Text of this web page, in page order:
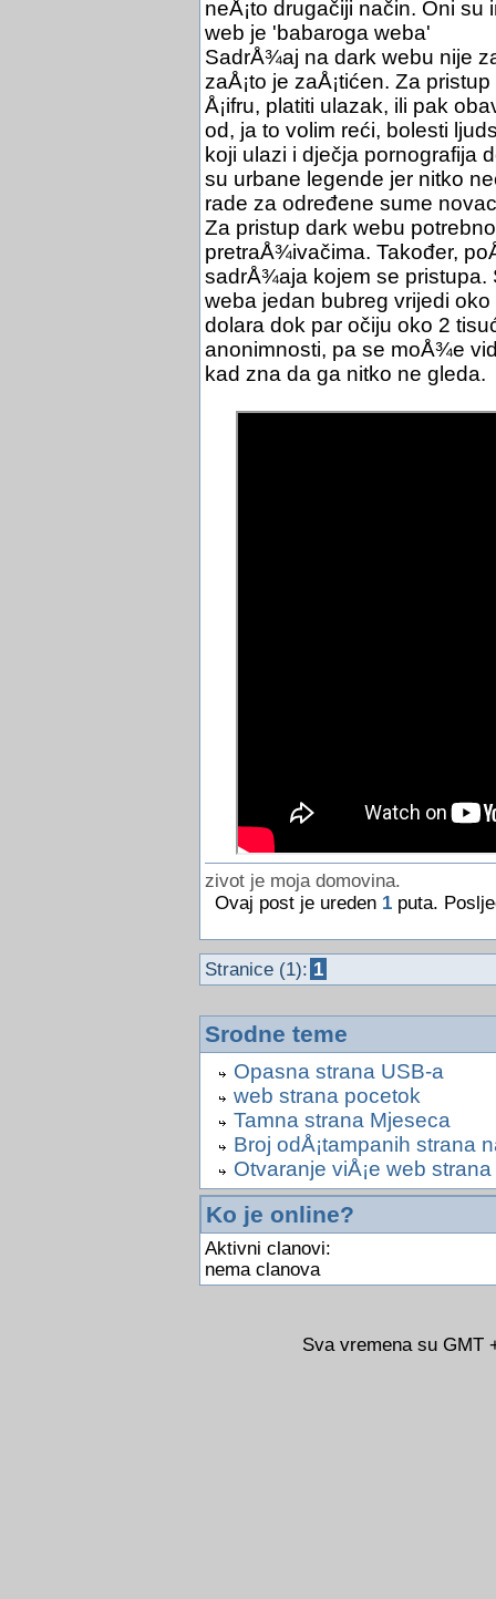
neÅ¡to drugačiji način. Oni su
web je 'babaroga weba'
SadrÅ¾aj na dark webu nije
zaÅ¡to je zaÅ¡tićen. Za
Å¡ifru, platiti ulazak, ili pak
od, ja to volim reći, bolesti
koji ulazi i dječja pornografija
su urbane legende jer nitko
rade za određene sume
Za pristup dark webu
pretraÅ¾ivačima. Također,
sadrÅ¾aja kojem se pristupa.
weba jedan bubreg vrijedi
dolara dok par očiju oko 2
anonimnosti, pa se moÅ¾e
kad zna da ga nitko ne gleda.
zivot je moja domovina.
Ovaj post je ureden 1puta.
Stranice (1): 1
Srodne teme
Opasna strana USB-a
web strana pocetok
Tamna strana Mjeseca
Broj odÅ¡tampanih strana
Otvaranje viÅ¡e web
Ko je online?
Aktivni clanovi:
nema clanova
Sva vremena su GMT